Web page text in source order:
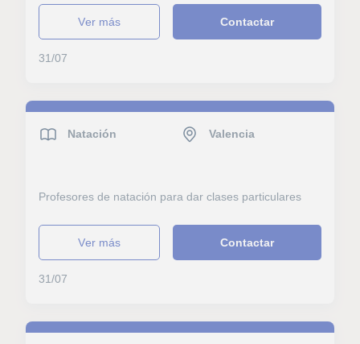
ver más Contactar
31/07
Natación Valencia
Profesores de natación para dar clases particulares
ver más Contactar
31/07